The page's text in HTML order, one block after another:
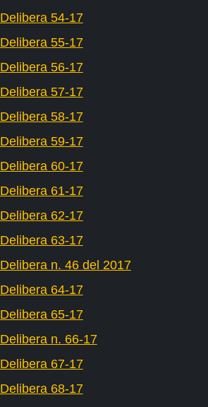
Delibera 54-17
Delibera 55-17
Delibera 56-17
Delibera 57-17
Delibera 58-17
Delibera 59-17
Delibera 60-17
Delibera 61-17
Delibera 62-17
Delibera 63-17
Delibera n. 46 del 2017
Delibera 64-17
Delibera 65-17
Delibera n. 66-17
Delibera 67-17
Delibera 68-17